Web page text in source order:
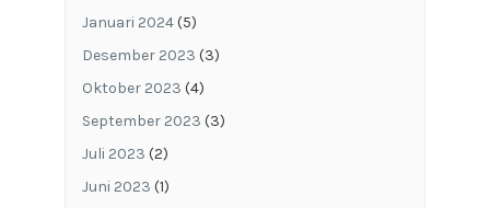
Januari 2024(5)
Desember 2023 (3)
Oktober 2023 (4)
September 2023 (3)
Juli 2023 (2)
Juni 2023 (1)